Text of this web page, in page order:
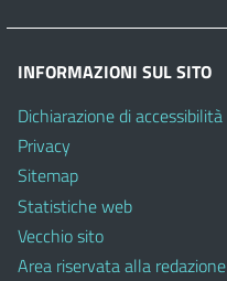
INFORMAZIONI SUL SITO
Dichiarazione di accessibilità
Privacy
Sitemap
Statistiche web
Vecchio sito
Area riservata alla redazione